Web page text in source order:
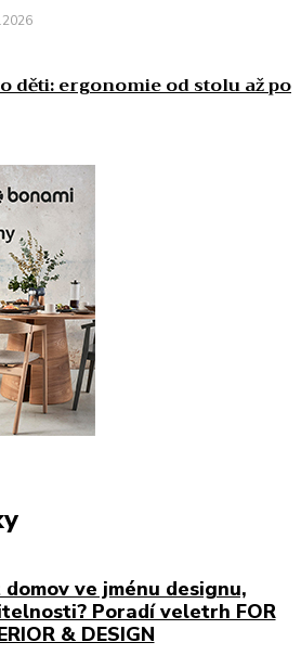
děti: ergonomie od stolu až po
ve jménu designu,
Poradí veletrh FOR
& DESIGN